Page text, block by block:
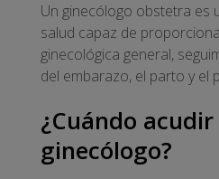
Un ginecólogo obstetra es
salud capaz de
ginecológica general,
del embarazo, el parto y el
¿Cuándo
ginecólogo?